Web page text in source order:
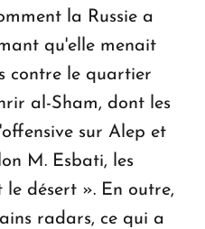
la Russie a
qu'elle menait
contre le quartier
al-Sham, dont les
sur Alep et
M. Esbati, les
le désert ». En outre,
radars, ce qui a